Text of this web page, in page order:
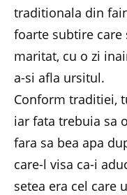
traditionala din
foarte subtire care
maritat, cu o zi
a-si afla ursitul.
Conform traditiei,
iar fata trebuia sa
fara sa bea apa
care-l visa ca-i
setea era cel care